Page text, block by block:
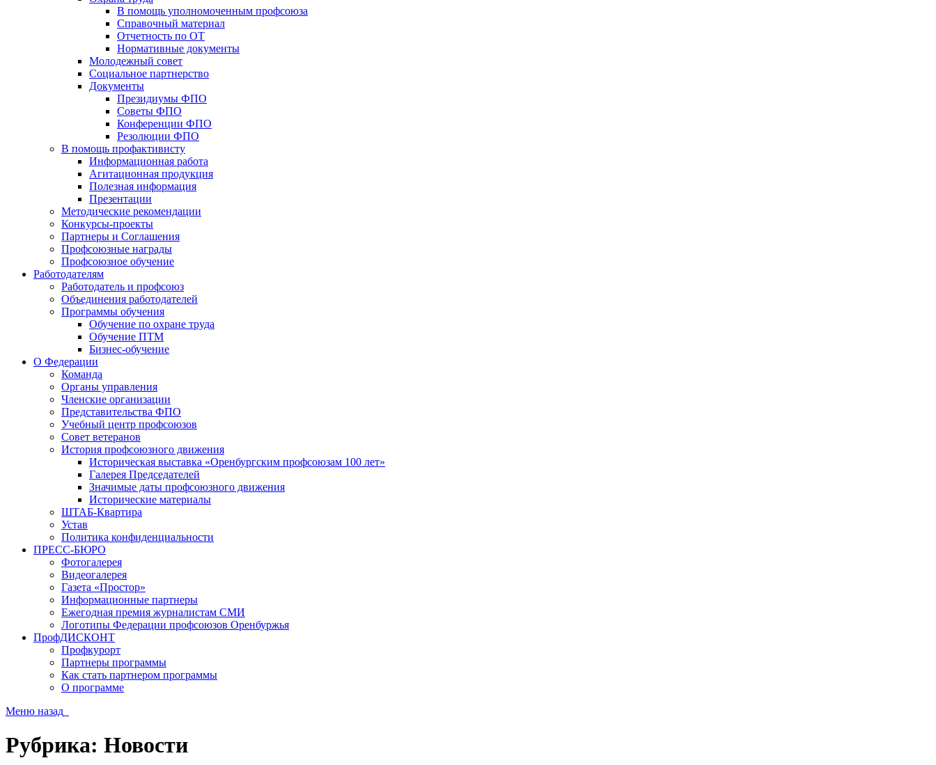
В помощь уполномоченным профсоюза
Справочный материал
Отчетность по ОТ
Нормативные документы
Молодежный совет
Социальное партнерство
Документы
Президиумы ФПО
Советы ФПО
Конференции ФПО
Резолюции ФПО
В помощь профактивисту
Информационная работа
Агитационная продукция
Полезная информация
Презентации
Методические рекомендации
Конкурсы-проекты
Партнеры и Соглашения
Профсоюзные награды
Профсоюзное обучение
Работодателям
Работодатель и профсоюз
Объединения работодателей
Программы обучения
Обучение по охране труда
Обучение ПТМ
Бизнес-обучение
О Федерации
Команда
Органы управления
Членские организации
Представительства ФПО
Учебный центр профсоюзов
Совет ветеранов
История профсоюзного движения
Историческая выставка «Оренбургским профсоюзам 100 лет»
Галерея Председателей
Значимые даты профсоюзного движения
Исторические материалы
ШТАБ-Квартира
Устав
Политика конфиденциальности
ПРЕСС-БЮРО
Фотогалерея
Видеогалерея
Газета «Простор»
Информационные партнеры
Ежегодная премия журналистам СМИ
Логотипы Федерации профсоюзов Оренбуржья
ПрофДИСКОНТ
Профкурорт
Партнеры программы
Как стать партнером программы
О программе
Меню назад
Рубрика: Новости